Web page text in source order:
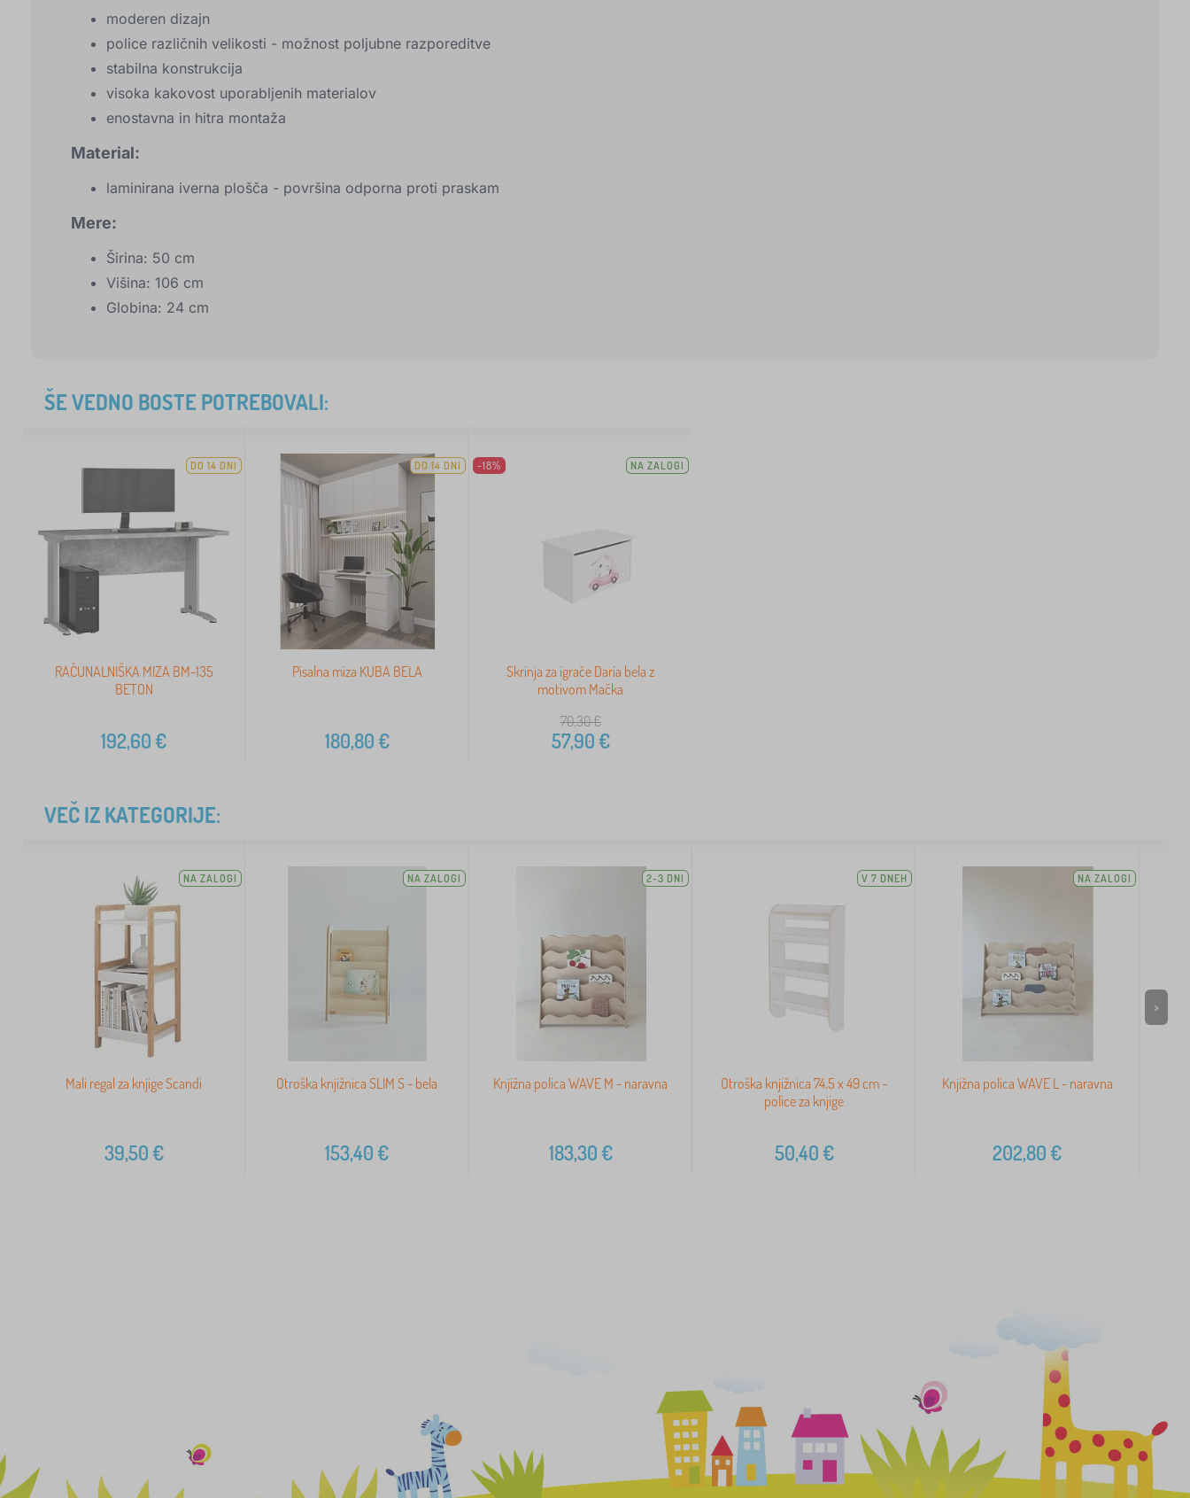
moderen dizajn
police različnih velikosti - možnost poljubne razporeditve
stabilna konstrukcija
visoka kakovost uporabljenih materialov
enostavna in hitra montaža
Material:
laminirana iverna plošča - površina odporna proti praskam
Mere:
Širina: 50 cm
Višina: 106 cm
Globina: 24 cm
ŠE VEDNO BOSTE POTREBOVALI:
DO 14 DNI
RAČUNALNIŠKA MIZA BM-135
BETON
192,60€
DO 14 DNI
Pisalna miza KUBA BELA
180,80€
-18% NA ZALOGI
Skrinja za igrače Daria bela z
motivom Mačka
70,30€
57,90€
VEČ IZ KATEGORIJE:
NA ZALOGI
Mali regal za knjige Scandi
39,50€
NA ZALOGI
Otroška knjižnica SLIM S - bela
153,40€
2-3 DNI
Knjižna polica WAVE M - naravna
183,30€
V 7 DNEH
Otroška knjižnica 74,5 x 49 cm -
police za knjige
50,40€
NA ZALOGI
Knjižna polica WAVE L - naravna
202,80€
>